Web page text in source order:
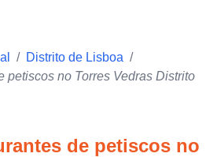
/ Distrito de Lisboa /
petiscos no Torres Vedras Distrito
de petiscos no